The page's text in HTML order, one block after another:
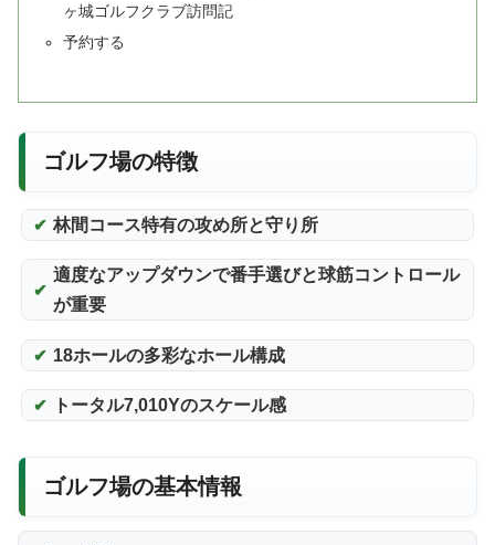
ヶ城ゴルフクラブ訪問記
予約する
ゴルフ場の特徴
林間コース特有の攻め所と守り所
適度なアップダウンで番手選びと球筋コントロール
が重要
18ホールの多彩なホール構成
トータル7,010Yのスケール感
ゴルフ場の基本情報